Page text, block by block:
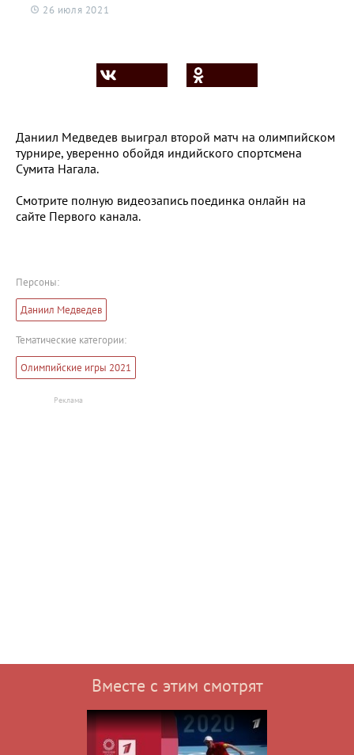
26 июля 2021
Даниил Медведев выиграл второй матч на олимпийском
турнире, уверенно обойдя индийского спортсмена
Сумита Нагала.
Смотрите полную видеозапись поединка онлайн на
сайте Первого канала.
Персоны:
Даниил Медведев
Тематические категории:
Олимпийские игры 2021
Вместе с этим смотрят